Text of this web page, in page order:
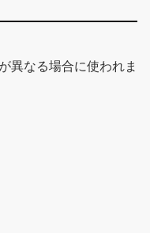
異なる場合に使われま